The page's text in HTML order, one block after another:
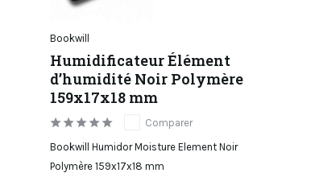
Bookwill
Humidificateur Élément
d’humidité Noir Polymère
159x17x18 mm
Comparer
Bookwill Humidor Moisture Element Noir
Polymère 159x17x18 mm